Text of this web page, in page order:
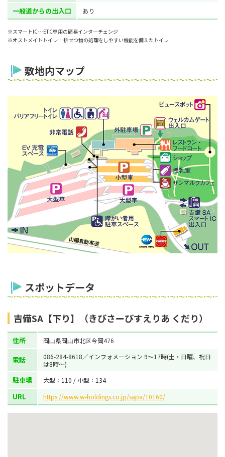
一般道からの出入口 あり
※スマートIC…ETC専用の簡易インターチェンジ
※オストメイトトイレ…排せつ物の処理をしやすい機能を備えたトイレ
敷地内マップ
スポットデータ
吉備SA【下り】（きびさーびすえりあ くだり）
住所 岡山県岡山市北区今岡476
電話
086-284-8618／インフォメーション 9～17時(土・日曜、祝日
は8時～)
駐車場 大型：110 / 小型：134
URL https://www.w-holdings.co.jp/sapa/10160/